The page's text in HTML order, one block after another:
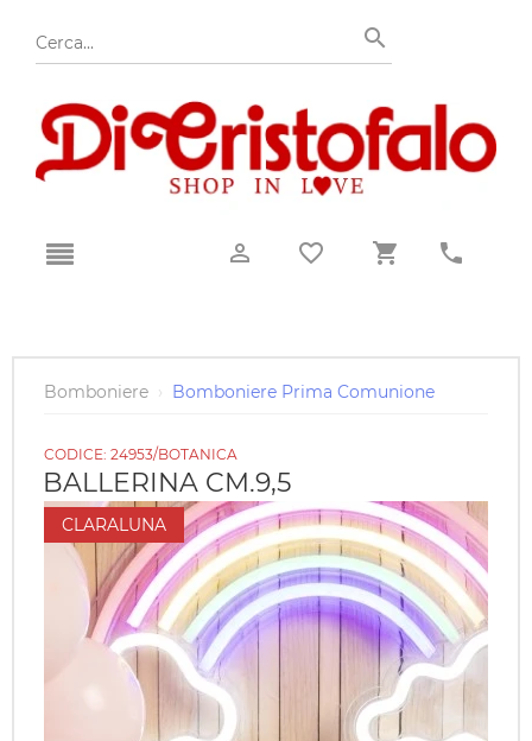
Bomboniere › Bomboniere Prima Comunione
CODICE: 24953/BOTANICA
BALLERINA CM.9,5
CLARALUNA